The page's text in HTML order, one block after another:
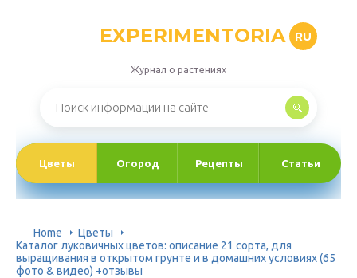
EXPERIMENTORIA RU
Журнал о растениях
Цветы Огород Рецепты Статьи
Home
Цветы
Каталог луковичных цветов: описание 21 сорта, для
выращивания в открытом грунте и в домашних условиях (65
фото & видео) +отзывы